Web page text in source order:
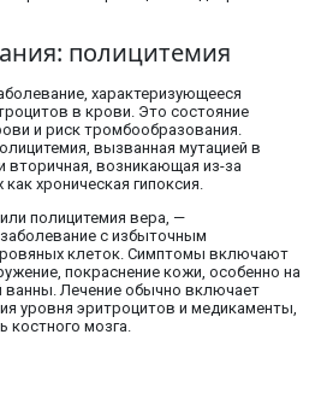
полицитемия
характеризующееся
в крови. Это состояние
и риск тромбообразования.
вызванная мутацией в
вторичная, возникающая из-за
хроническая гипоксия.
полицитемия вера, —
с избыточным
клеток. Симптомы включают
покраснение кожи, особенно на
ванны. Лечение обычно включает
уровня эритроцитов и медикаменты,
костного мозга.